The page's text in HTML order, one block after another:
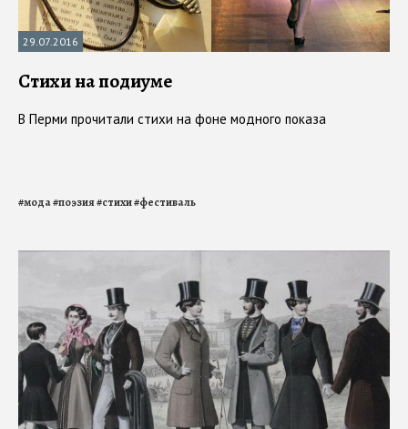
29.07.2016
Стихи на подиуме
В Перми прочитали стихи на фоне модного показа
#мода#поэзия#стихи#фестиваль